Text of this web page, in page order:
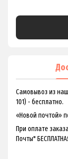
Самовывоз из
101) - бесплатно.
«Новой почтой»
При оплате
Почты"